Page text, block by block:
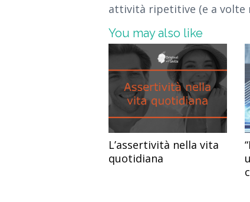
attività ripetitive (e a volte
You may also like
L’assertività nella vita
quotidiana